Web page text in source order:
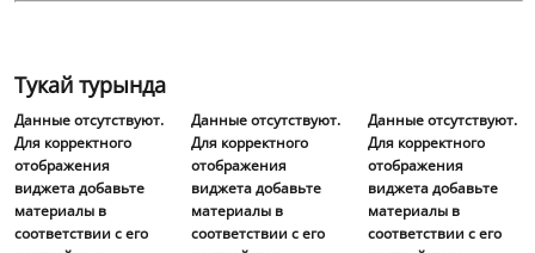
Тукай турында
Данные отсутствуют.
Для корректного
отображения
виджета добавьте
материалы в
соответствии с его
Данные отсутствуют.
Для корректного
отображения
виджета добавьте
материалы в
соответствии с его
Данные отсутствуют.
Для корректного
отображения
виджета добавьте
материалы в
соответствии с его